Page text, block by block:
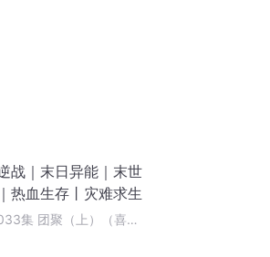
战｜末日异能｜末世
热血生存丨灾难求生
集 团聚（上）（喜欢